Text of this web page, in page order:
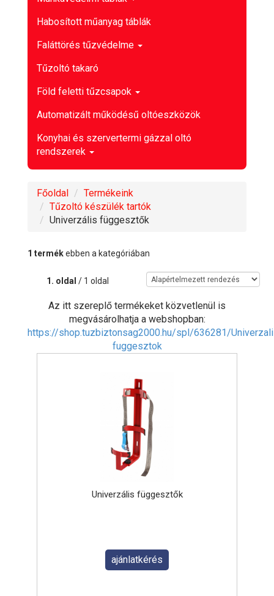
Habosított műanyag táblák
Faláttörés tűzvédelme
Tűzoltó takaró
Föld feletti tűzcsapok
Automatizált működésű oltóeszközök
Konyhai és szervertermi gázzal oltó
rendszerek
Főoldal
Termékeink
Tűzoltó készülék tartók
Univerzális függesztők
1 termékebben a kategóriában
1. oldal / 1 oldal
Az itt szereplő termékeket közvetlenül is
megvásárolhatja a webshopban:
https://shop.tuzbiztonsag2000.hu/spl/636281/
fuggesztok
Univerzális függesztők
ajánlatkérés